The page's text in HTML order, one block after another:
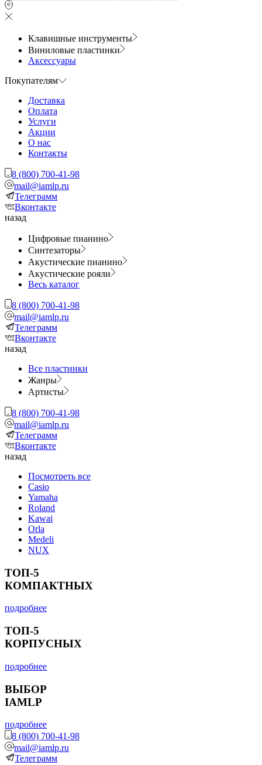
Клавишные инструменты
Виниловые пластинки
Аксессуары
Покупателям
Доставка
Оплата
Услуги
Акции
О нас
Контакты
8 (800) 700-41-98
mail@iamlp.ru
Телеграмм
Вконтакте
назад
Цифровые пианино
Синтезаторы
Акустические пианино
Акустические рояли
Весь каталог
8 (800) 700-41-98
mail@iamlp.ru
Телеграмм
Вконтакте
назад
Все пластинки
Жанры
Артисты
8 (800) 700-41-98
mail@iamlp.ru
Телеграмм
Вконтакте
назад
Посмотреть все
Casio
Yamaha
Roland
Kawai
Orla
Medeli
NUX
ТОП-5
КОМПАКТНЫХ
подробнее
ТОП-5
КОРПУСНЫХ
подробнее
ВЫБОР
IAMLP
подробнее
8 (800) 700-41-98
mail@iamlp.ru
Телеграмм